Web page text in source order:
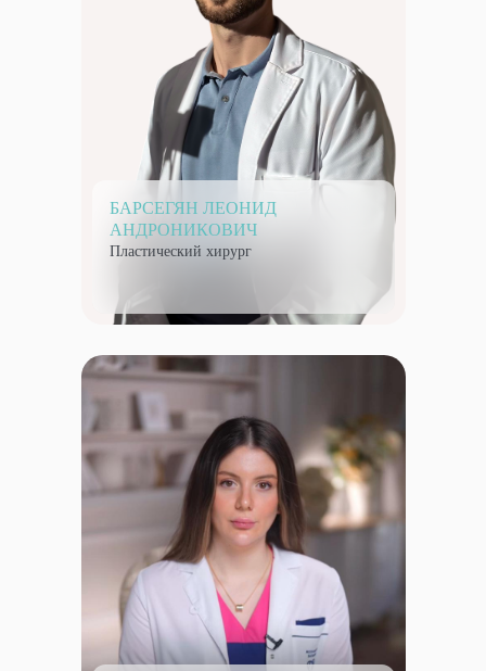
БАРСЕГЯН ЛЕОНИД
АНДРОНИКОВИЧ
Пластический хирург